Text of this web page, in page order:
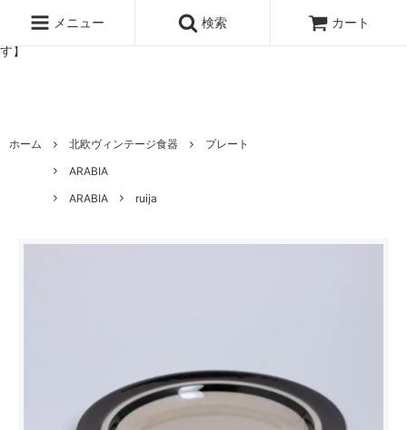
ッタのオンラインストア【アラビア,クイストゴーなどの北欧ヴィンテ
ージ食器,雅峰窯やソルテグラスジュエリーなどの作家の作品が並びま
す】
メニュー 検索 カート
ホーム 北欧ヴィンテージ食器
プレート
ARABIA
ARABIA
ruija